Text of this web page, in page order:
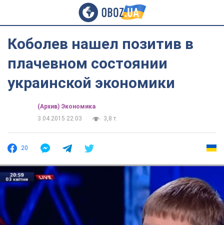
Коболев нашел позитив в
плачевном состоянии
украинской экономики
(Архив) Экономика
3.04.2015 22:03
3,8 т.
20